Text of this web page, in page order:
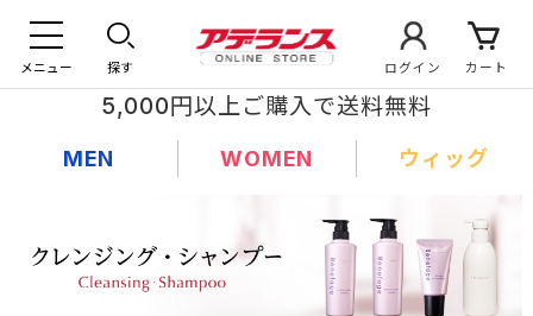
メニュー 探す ログイン カート
5,000円以上ご購入で送料無料
MEN WOMEN ウィッグ